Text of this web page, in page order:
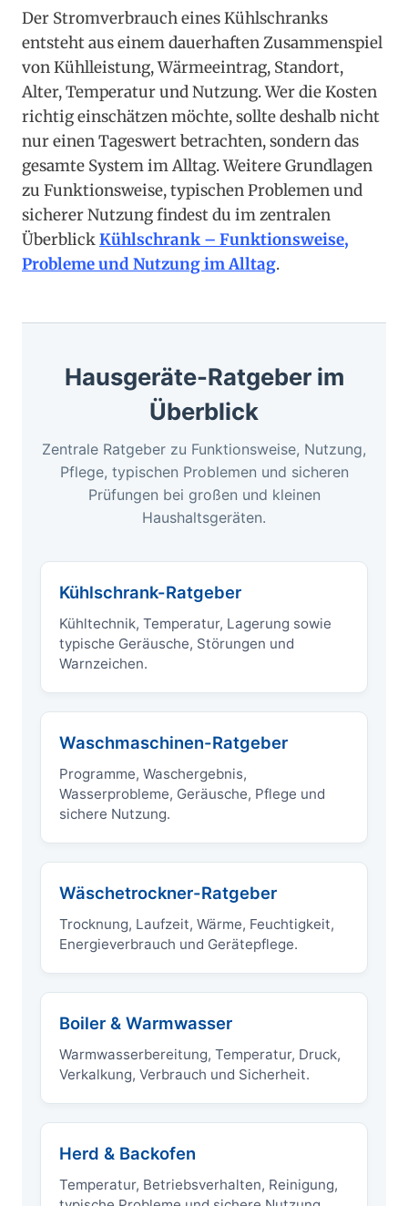
Der Stromverbrauch eines Kühlschranks
entsteht aus einem dauerhaften Zusammenspiel
von Kühlleistung, Wärmeeintrag, Standort,
Alter, Temperatur und Nutzung. Wer die Kosten
richtig einschätzen möchte, sollte deshalb nicht
nur einen Tageswert betrachten, sondern das
gesamte System im Alltag. Weitere Grundlagen
zu Funktionsweise, typischen Problemen und
sicherer Nutzung findest du im zentralen
ÜberblickKühlschrank – Funktionsweise,
Probleme und Nutzung im Alltag.
Hausgeräte-Ratgeber im
Überblick
Zentrale Ratgeber zu Funktionsweise, Nutzung,
Pflege, typischen Problemen und sicheren
Prüfungen bei großen und kleinen
Haushaltsgeräten.
Kühlschrank-Ratgeber
Kühltechnik, Temperatur, Lagerung sowie
typische Geräusche, Störungen und
Warnzeichen.
Waschmaschinen-Ratgeber
Programme, Waschergebnis,
Wasserprobleme, Geräusche, Pflege und
sichere Nutzung.
Wäschetrockner-Ratgeber
Trocknung, Laufzeit, Wärme, Feuchtigkeit,
Energieverbrauch und Gerätepflege.
Boiler & Warmwasser
Warmwasserbereitung, Temperatur, Druck,
Verkalkung, Verbrauch und Sicherheit.
Herd & Backofen
Temperatur, Betriebsverhalten, Reinigung,